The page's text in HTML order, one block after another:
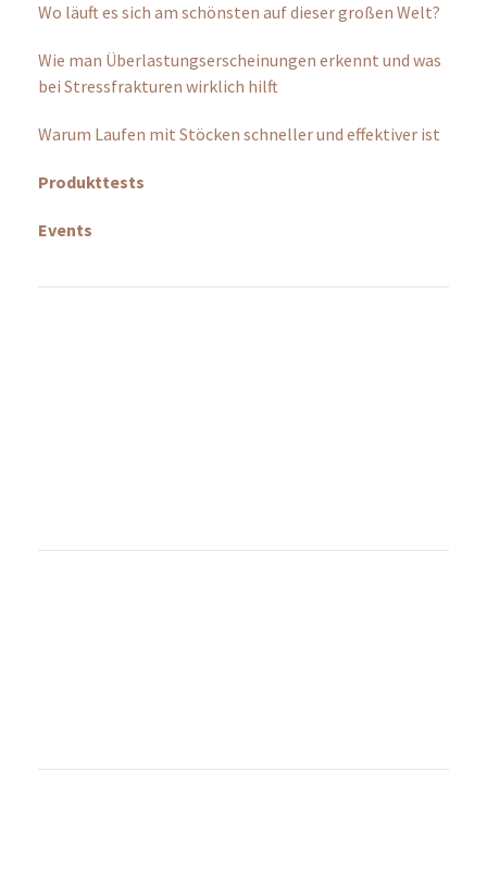
Wo läuft es sich am schönsten auf dieser großen Welt?
Wie man Überlastungserscheinungen erkennt und was
bei Stressfrakturen wirklich hilft
Warum Laufen mit Stöcken schneller und effektiver ist
Produkttests
Events